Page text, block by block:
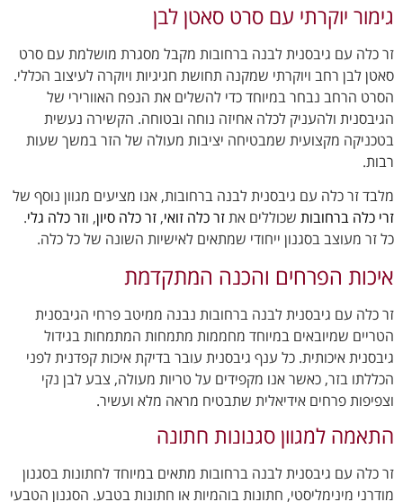
גימור יוקרתי עם סרט סאטן לבן
זר כלה עם גיבסנית לבנה ברחובות מקבל מסגרת מושלמת עם סרט
סאטן לבן רחב ויוקרתי שמקנה תחושת חגיגיות ויוקרה לעיצוב הכללי.
הסרט הרחב נבחר במיוחד כדי להשלים את הנפח האוורירי של
הגיבסנית ולהעניק לכלה אחיזה נוחה ובטוחה. הקשירה נעשית
בטכניקה מקצועית שמבטיחה יציבות מעולה של הזר במשך שעות
רבות.
מלבד זר כלה עם גיבסנית לבנה ברחובות, אנו מציעים מגוון נוסף של
זרי כלה ברחובות שכוללים אתזר כלה זואי, זר כלה סיון, וזר כלה גלי.
כל זר מעוצב בסגנון ייחודי שמתאים לאישיות השונה של כל כלה.
איכות הפרחים והכנה המתקדמת
זר כלה עם גיבסנית לבנה ברחובות נבנה ממיטב פרחי הגיבסנית
הטריים שמיובאים במיוחד מחממות מתמחות המתמחות בגידול
גיבסנית איכותית. כל ענף גיבסנית עובר בדיקת איכות קפדנית לפני
הכללתו בזר, כאשר אנו מקפידים על טריות מעולה, צבע לבן נקי
וצפיפות פרחים אידיאלית שתבטיח מראה מלא ועשיר.
התאמה למגוון סגנונות חתונה
זר כלה עם גיבסנית לבנה ברחובות מתאים במיוחד לחתונות בסגנון
מודרני מינימליסטי, חתונות בוהמיות או חתונות בטבע. הסגנון הטבעי